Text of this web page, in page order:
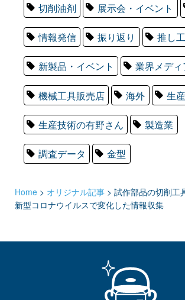
切削油剤 展示会・イベント
情報発信 振り返り 推し
新製品・イベント 業界メディ
機械工具販売店 海外 生
生産技術の有野さん 製造業
調査データ 金型
Home > オリジナル記事 > 試作部品の切削工
新型コロナウイルスで変化した情報収集